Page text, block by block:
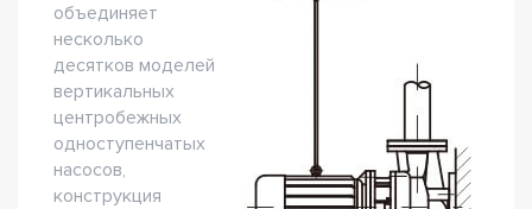
объединяет
несколько
десятков моделей
вертикальных
центробежных
одноступенчатых
насосов,
конструкция